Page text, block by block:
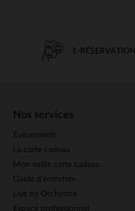
E-RÉSERVATION
Nos services
Évènements
La carte cadeau
Mon solde carte cadeau
Guide d'entretien
Live by Orchestra
Espace professionnel